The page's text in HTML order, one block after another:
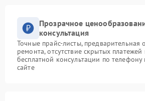
Прозрачное
консультация
Точные прайс-листы, предварительная
ремонта, отсутствие скрытых
бесплатной консультации по
сайте